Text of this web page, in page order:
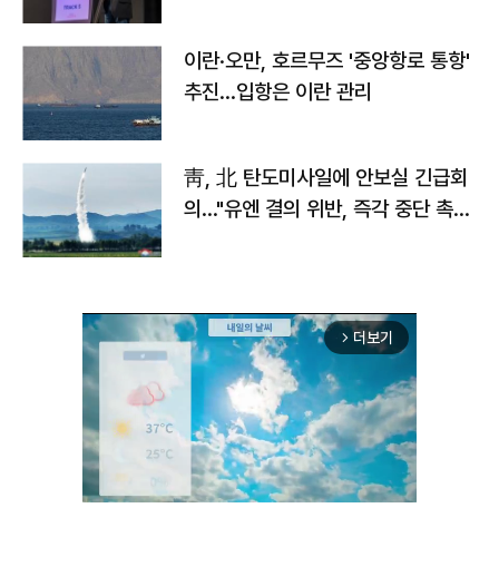
이란·오만, 호르무즈 '중앙항로 통항'
추진…입항은 이란 관리
靑, 北 탄도미사일에 안보실 긴급회
의…"유엔 결의 위반, 즉각 중단 촉
arrow_forward_ios 더보기